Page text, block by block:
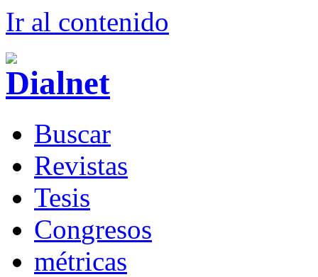
Ir al contenido
Buscar
Revistas
Tesis
Congresos
métricas